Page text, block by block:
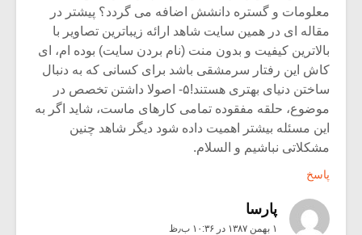
معلومات و گستره دانشش اضافه می گردد؟ پیشتر در
مقاله ای در همین سایت شاهد ارائه زیباترین تصاویر با
بالاترین کیفیت و بدون منت (نام بردن سایت) بوده ام، ای
کاش این رفتار سرمشقی باشد برای کسانی که به دنبال
ساختن دنیای بهتری هستند!۵- اصولا داشتن تخصص در
موضوع، حلقه مفقوده تمامی کارهای ماست، شاید اگر به
این مسئله بیشتر اهمیت داده شود دیگر شاهد چنین
مشکلاتی نباشیم و السلام.
پاسخ
پارسا
۱ بهمن ۱۳۸۷ در ۱۰:۳۶ ب٫ظ